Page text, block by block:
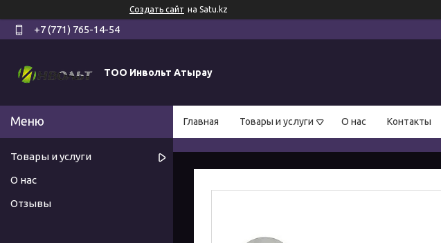
Создать сайт на Satu.kz
+7 (771) 765-14-54
ТОО Инвольт Атырау
Главная Товары и услуги О нас Контакты
Товары и услуги
О нас
Отзывы